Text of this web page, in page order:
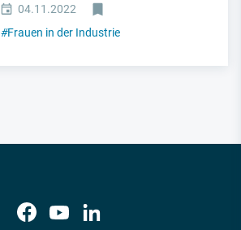
04.11.2022
#Frauen in der Industrie